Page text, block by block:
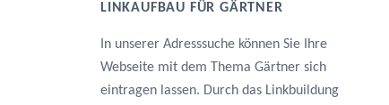
LINKAUFBAU FÜR GÄRTNER
In unserer Adresssuche können Sie Ihre
Webseite mit dem Thema Gärtner sich
eintragen lassen. Durch das Linkbuildung